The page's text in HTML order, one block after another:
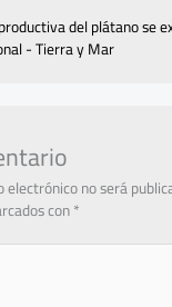
del plátano se
- Tierra y Mar
no será
con*